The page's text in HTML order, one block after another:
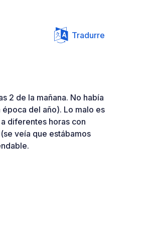
Tradurre
2 de la mañana. No había
del año). Lo malo es
diferentes horas con
veía que estábamos